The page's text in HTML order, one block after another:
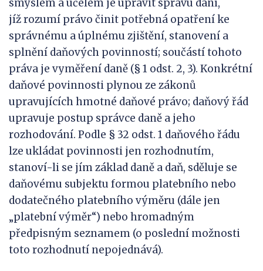
smyslem a účelem je upravit správu daní,
jíž rozumí právo činit potřebná opatření ke
správnému a úplnému zjištění, stanovení a
splnění daňových povinností; součástí tohoto
práva je vyměření daně (§ 1 odst. 2, 3). Konkrétní
daňové povinnosti plynou ze zákonů
upravujících hmotné daňové právo; daňový řád
upravuje postup správce daně a jeho
rozhodování. Podle § 32 odst. 1 daňového řádu
lze ukládat povinnosti jen rozhodnutím,
stanoví-li se jím základ daně a daň, sděluje se
daňovému subjektu formou platebního nebo
dodatečného platebního výměru (dále jen
„platební výměr“) nebo hromadným
předpisným seznamem (o poslední možnosti
toto rozhodnutí nepojednává).